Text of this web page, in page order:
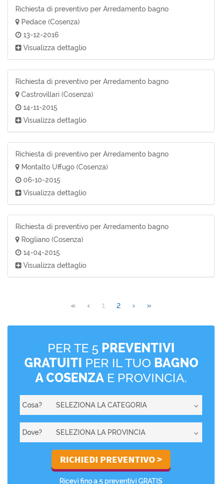
Richiesta di preventivo per Arredamento bagno
Pedace (Cosenza)
13-12-2016
Visualizza dettaglio
Richiesta di preventivo per Arredamento bagno
Castrovillari (Cosenza)
14-11-2015
Visualizza dettaglio
Richiesta di preventivo per Arredamento bagno
Montalto Uffugo (Cosenza)
06-10-2015
Visualizza dettaglio
Richiesta di preventivo per Arredamento bagno
Rogliano (Cosenza)
14-04-2015
Visualizza dettaglio
« ‹ 1 2 › »
PER TE 5 PREVENTIVI
GRATUITI PER IL TUO BAGNO
A COSENZA E PROVINCIA.
Cosa?
Dove?
Ricevi fino a 5 preventivi GRATIS